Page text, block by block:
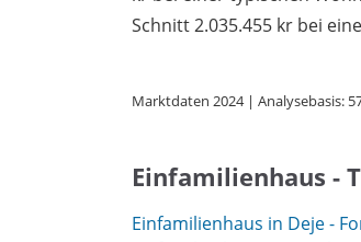
Schnitt 2.035.455 kr bei
Marktdaten 2024 | Analysebasis:
Einfamilienhaus -
Einfamilienhaus in Deje -